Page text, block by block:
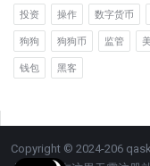
投资
操作 数字货币
狗狗
狗狗币 监管
钱包
黑客
Copyright © 2024-206